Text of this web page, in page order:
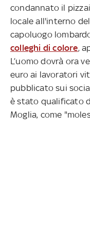
condannato il
locale all'interno
capoluogo
colleghi di colore,
L’uomo dovrà ora
euro ai lavoratori
pubblicato sui
è stato qualificato
Moglia, come